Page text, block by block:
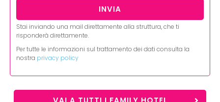
Stai inviando una mail direttamente alla struttura, che ti
risponderà direttamente.
Per tutte le informazioni sul trattamento dei dati consulta la
nostra privacy policy